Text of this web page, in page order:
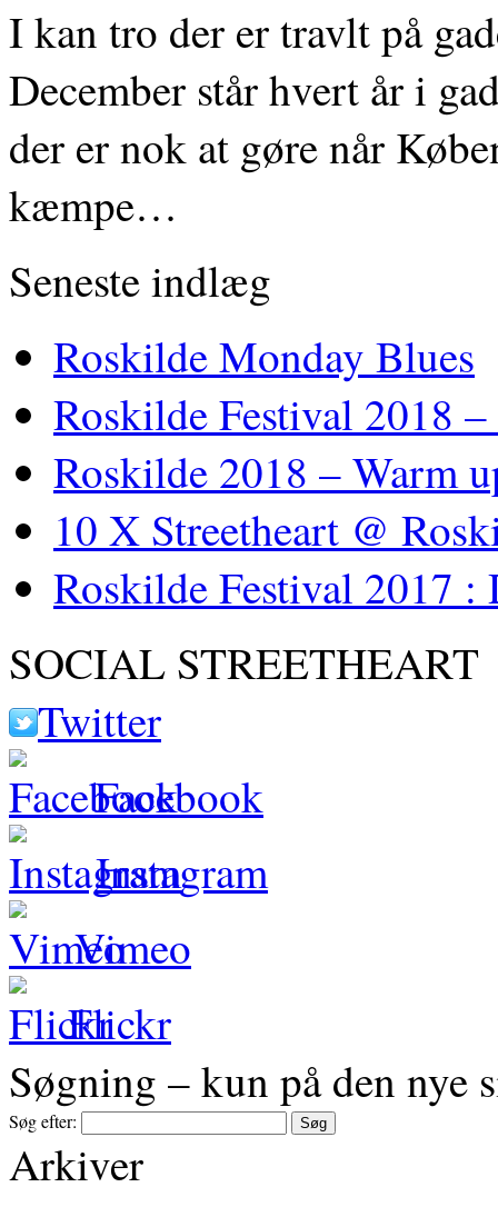
I kan tro der er travlt på
December står hvert år i
der er nok at gøre når
kæmpe…
Seneste indlæg
Roskilde Monday Blues
Roskilde Festival 2018
Roskilde 2018 – Warm
10 X Streetheart @
Roskilde Festival 2017 :
SOCIAL STREETHEART
Twitter
Facebook
Instagram
Vimeo
Flickr
Søgning – kun på den nye
Søg efter:
Arkiver